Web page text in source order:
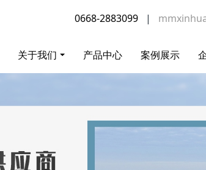
0668-2883099 |
关于我们 产品中心 案例展示